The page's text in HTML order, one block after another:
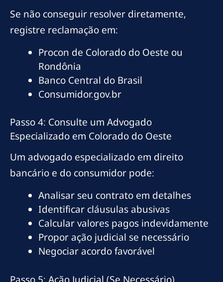
Se não conseguir resolver diretamente,
registre reclamação em:
Procon de Colorado do Oeste ou
Rondônia
Banco Central do Brasil
Consumidor.gov.br
Passo 4: Consulte um Advogado
Especializado em Colorado do Oeste
Um advogado especializado em direito
bancário e do consumidor pode:
Analisar seu contrato em detalhes
Identificar cláusulas abusivas
Calcular valores pagos indevidamente
Propor ação judicial se necessário
Negociar acordo favorável